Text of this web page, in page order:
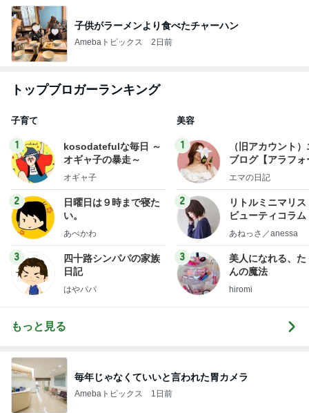
子供がラーメンより食べたチャーハン
Amebaトピックス 2日前
トップブロガーランキング
子育て
1
kosodatefulな毎日 ～
オギャ子の暴走～
オギャ子
2
日曜日は９時まで寝た
い。
あべかわ
3
四十路シンパパの家族
日記
はやパパ
美容
1
（旧アカウント
ブログ【アラフォ
社売却セカンドラ
エマの日記
2
リトルミニマリス
ビューティコラ
little
あねっさ／anessa
3
美人になれる、た
んの魔法
hiromi
もっと見る
毎年じゃなくていいと言われた胃カメラ
Amebaトピックス 1日前